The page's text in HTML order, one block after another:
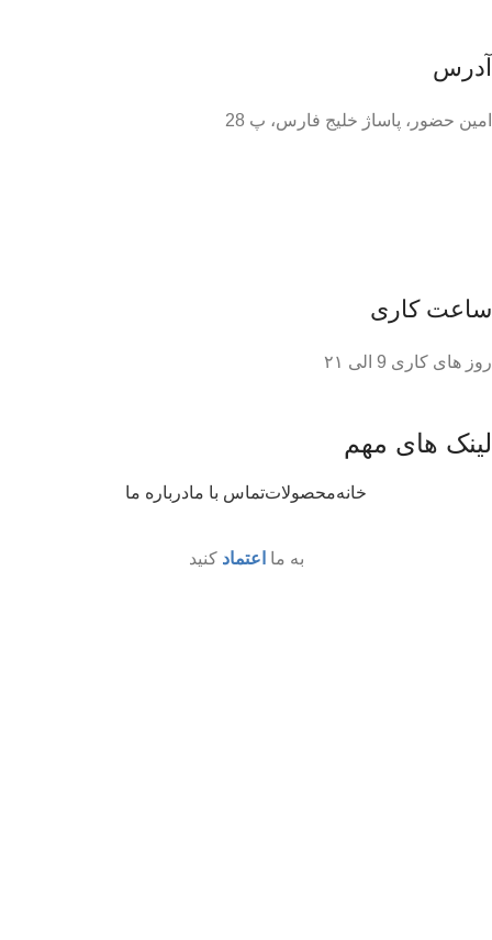
آدرس
امین حضور، پاساژ خلیج فارس، پ 28
ساعت کاری
روز های کاری 9 الی ۲۱
لینک های مهم
خانهمحصولاتتماس با مادرباره ما
به ما اعتماد کنید